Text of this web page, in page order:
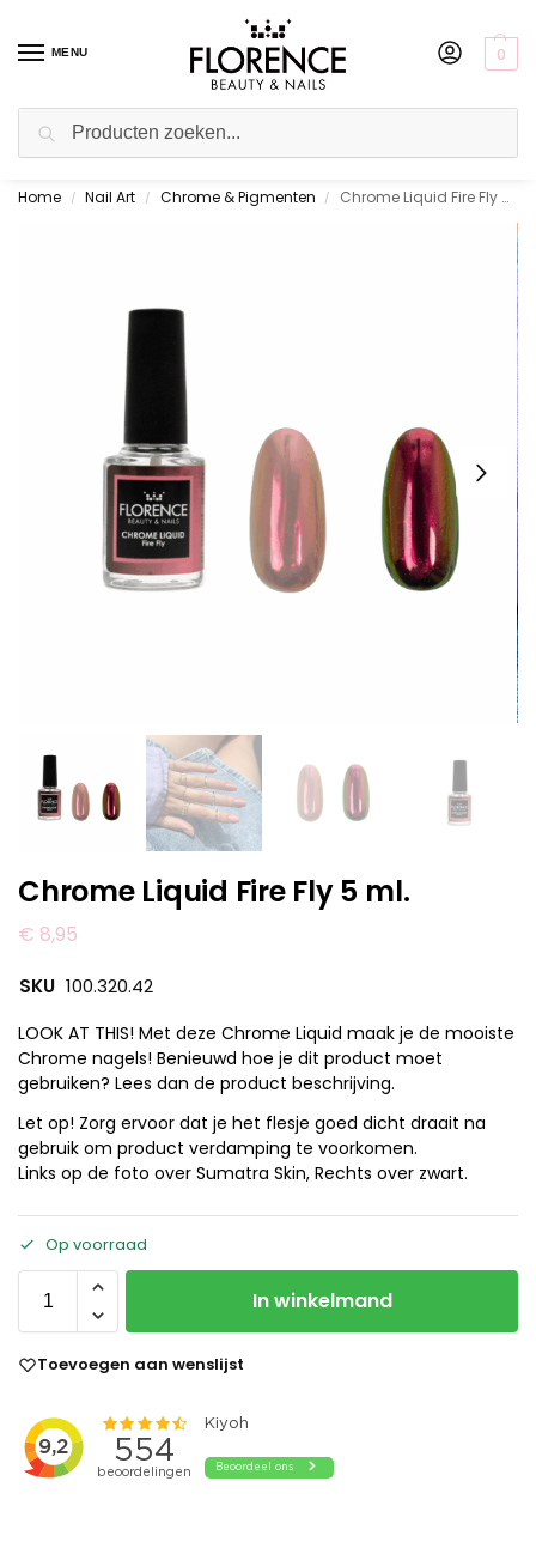
MENU 0
Gratis ophalen in de showroom
Home / Nail Art / Chrome & Pigmenten / Chrome Liquid Fire Fly 5 ml.
Chrome Liquid Fire Fly 5 ml.
€ 8,95
SKU 100.320.42
LOOK AT THIS! Met deze Chrome Liquid maak je de mooiste
Chrome nagels! Benieuwd hoe je dit product moet
gebruiken? Lees dan de product beschrijving.
Let op! Zorg ervoor dat je het flesje goed dicht draait na
gebruik om product verdamping te voorkomen.
Links op de foto over Sumatra Skin, Rechts over zwart.
Op voorraad
In winkelmand
Toevoegen aan wenslijst